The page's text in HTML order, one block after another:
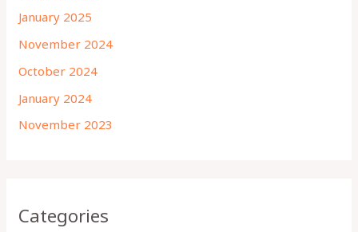
January 2025
November 2024
October 2024
January 2024
November 2023
Categories